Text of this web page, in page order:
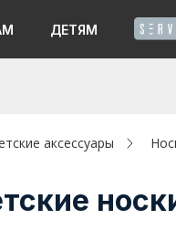
ДЕТЯМ
аксессуары